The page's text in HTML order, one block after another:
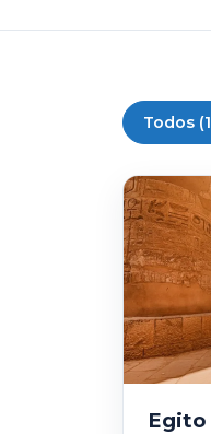
Todos
Egito